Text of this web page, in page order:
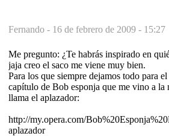
Fernando - 16 de febrero de 2009 - 15:27
Me pregunto: ¿Te habrás inspirado en
jaja creo el saco me viene muy bien.
Para los que siempre dejamos todo para
capítulo de Bob esponja que me vino a la
llama el aplazador:
http://my.opera.com/
aplazador